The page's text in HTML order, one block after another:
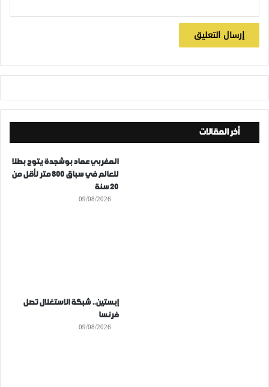
أخر المقالات
المغربي عماد بوشجدة يتوج بطلا
للعالم في سباق 800 متر لأقل من
20 سنة
09/08/2026
إبستين.. شبكة الاستغلال تصل
فرنسا
09/08/2026